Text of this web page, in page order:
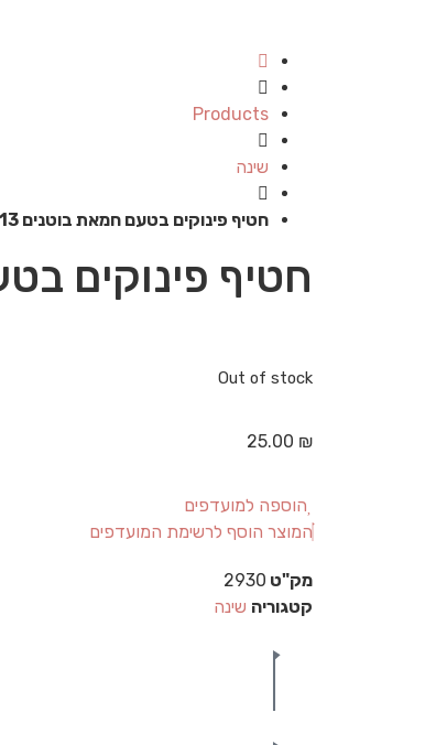
Products
שינה
חטיף פינוקים בטעם חמאת בוטנים 113 גרם
חטיף פינוקים בטעם
Out of stock
25.00 ₪
הוספה למועדפים
המוצר הוסף לרשימת המועדפים
מק"ט 2930
קטגוריה שינה